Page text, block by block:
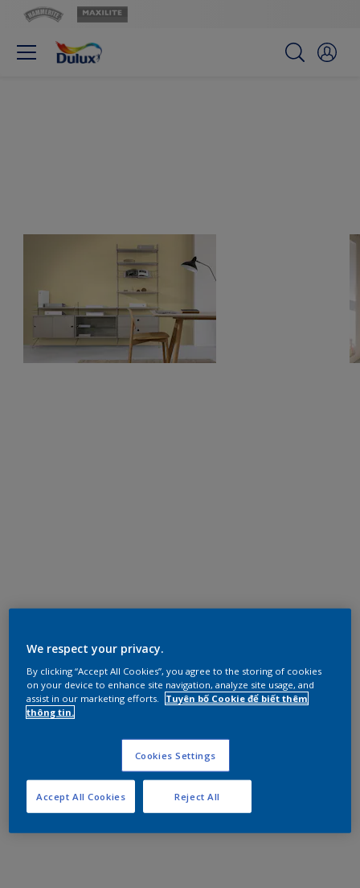
We respect your privacy.
By clicking “Accept All Cookies”, you agree to the storing of cookies
on your device to enhance site navigation, analyze site usage, and
assist in our marketing efforts.
Tuyên bố Cookie để biết thêm
thông tin.
Cookies Settings
Reject All
Accept All Cookies